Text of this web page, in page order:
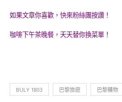
如果文章你喜歡，快來粉絲團按讚！
咖啡下午茶晚餐，天天替你換菜單！
BULY 1803 巴黎旅遊 巴黎購物